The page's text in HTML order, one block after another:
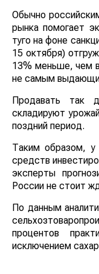
Обычно
рынка помогает
туго на фоне
15 октября)
13% меньше, чем
не самым
Продавать так
складируют
поздний период.
Таким образом, у
средств
эксперты
России не стоит
По данным
процентов
исключением